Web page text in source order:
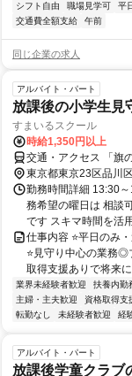
シフト自由
職場見学可 平
交通費全額支給
午前
同じ企業の求人
アルバイト・パート
放課後の小学生見
すまいるスクール
時給1,350円以上
交通・アクセス 「旗
東京都東京23区品川区
勤務時間詳細 13:30
務希望の曜日は 相談
です スキマ時間を活
仕事内容 ⭐平日のみ
⭐見守り中心の業務◎
取得支援ありで将来
業界未経験者歓迎 扶養内勤
主婦・主夫歓迎
資格取得支
転勤なし
未経験者歓迎 経
アルバイト・パート
放課後学童クラブ